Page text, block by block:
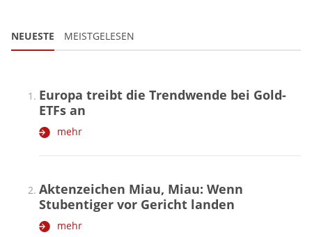
NEUESTE MEISTGELESEN
Europa treibt die Trendwende bei Gold-
ETFs an
mehr
Aktenzeichen Miau, Miau: Wenn
Stubentiger vor Gericht landen
mehr